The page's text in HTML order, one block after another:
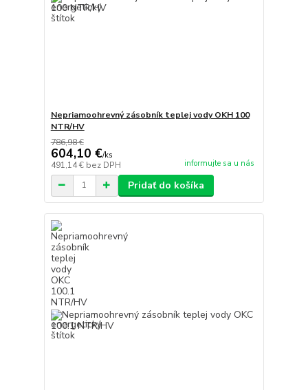
Nepriamoohrevný zásobník teplej vody OKH 100
NTR/HV
786,98 €
604,10 €/ks
491,14 € bez DPH informujte sa u nás
Pridať do košíka